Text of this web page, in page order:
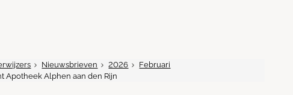
Nieuwsbrieven 2026
Februari
Apotheek Alphen aan den Rijn